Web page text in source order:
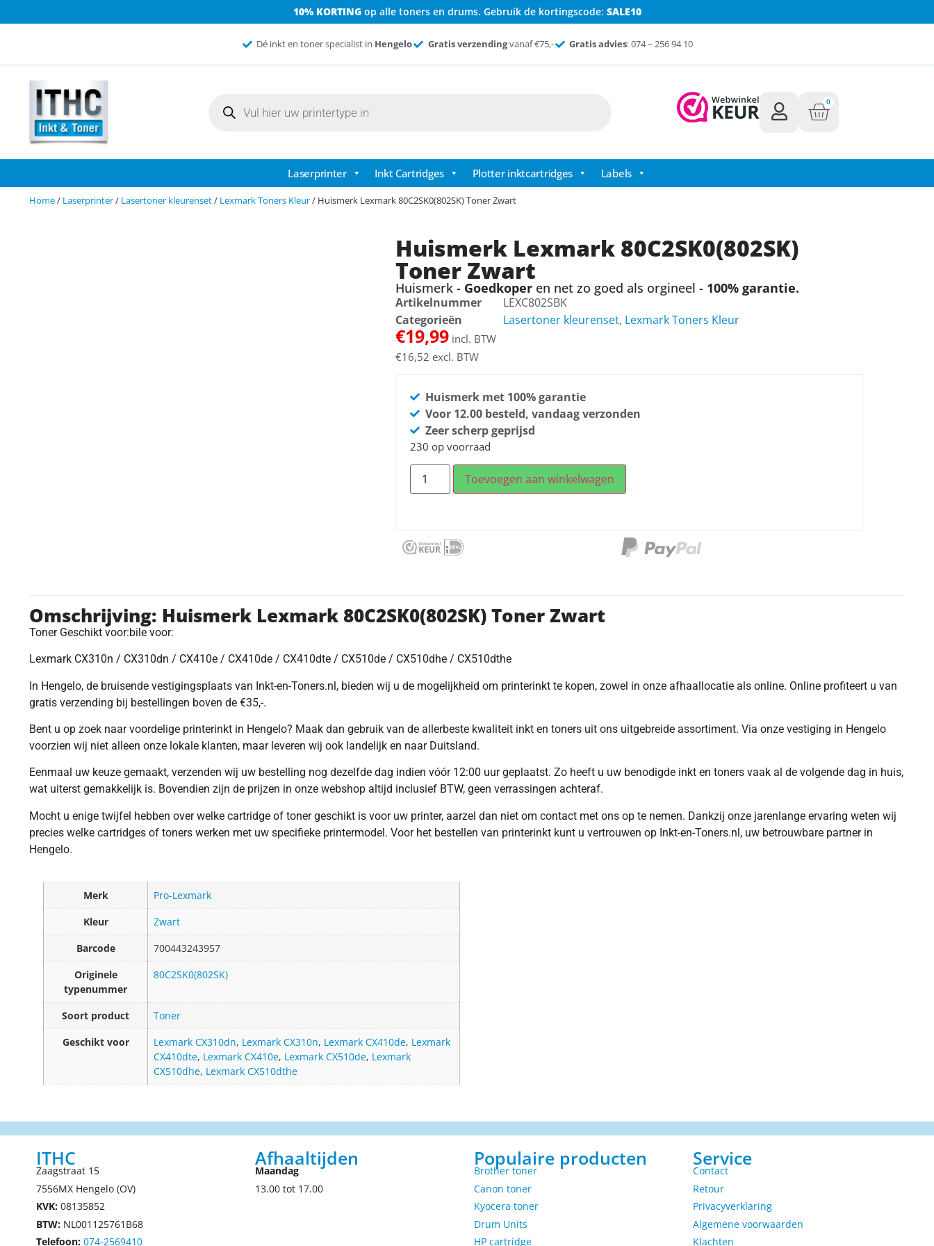
10% KORTINGop alle toners en drums. Gebruik de kortingscode: SALE10
Dé inkt en toner specialist in Hengelo Gratis verzendingvanaf €75,- Gratis advies: 074 – 256 94 10
0
Laserprinter Inkt Cartridges Plotter inktcartridges Labels
Home/ Laserprinter/ Lasertoner kleurenset/ Lexmark Toners Kleur/ Huismerk Lexmark 80C2SK0(802SK) Toner Zwart
Huismerk Lexmark 80C2SK0(802SK)
Toner Zwart
Huismerk - Goedkoperen net zo goed als orgineel - 100% garantie.
Artikelnummer
LEXC802SBK
Categorieën
Lasertoner kleurenset, Lexmark Toners Kleur
€19,99incl. BTW
€16,52 excl. BTW
Huismerk met 100% garantie
Voor 12.00 besteld, vandaag verzonden
Zeer scherp geprijsd
230 op voorraad
Toevoegen aan winkelwagen
Omschrijving: Huismerk Lexmark 80C2SK0(802SK) Toner Zwart
Toner Geschikt voor:bile voor:
Lexmark CX310n / CX310dn / CX410e / CX410de / CX410dte / CX510de / CX510dhe / CX510dthe
In Hengelo, de bruisende vestigingsplaats van Inkt-en-Toners.nl, bieden wij u de mogelijkheid om printerinkt te kopen, zowel in onze afhaallocatie als online. Online profiteert u van
gratis verzending bij bestellingen boven de €35,-.
Bent u op zoek naar voordelige printerinkt in Hengelo? Maak dan gebruik van de allerbeste kwaliteit inkt en toners uit ons uitgebreide assortiment. Via onze vestiging in Hengelo
voorzien wij niet alleen onze lokale klanten, maar leveren wij ook landelijk en naar Duitsland.
Eenmaal uw keuze gemaakt, verzenden wij uw bestelling nog dezelfde dag indien vóór 12:00 uur geplaatst. Zo heeft u uw benodigde inkt en toners vaak al de volgende dag in huis,
wat uiterst gemakkelijk is. Bovendien zijn de prijzen in onze webshop altijd inclusief BTW, geen verrassingen achteraf.
Mocht u enige twijfel hebben over welke cartridge of toner geschikt is voor uw printer, aarzel dan niet om contact met ons op te nemen. Dankzij onze jarenlange ervaring weten wij
precies welke cartridges of toners werken met uw specifieke printermodel. Voor het bestellen van printerinkt kunt u vertrouwen op Inkt-en-Toners.nl, uw betrouwbare partner in
Hengelo.
Merk
Pro-Lexmark
Kleur
Zwart
Barcode
700443243957
Originele
typenummer
80C2SK0(802SK)
Soort product
Toner
Geschikt voor
Lexmark CX310dn, Lexmark CX310n, Lexmark CX410de, Lexmark
CX410dte, Lexmark CX410e, Lexmark CX510de, Lexmark
CX510dhe, Lexmark CX510dthe
ITHC
Zaagstraat 15
7556MX Hengelo (OV)
KVK: 08135852
BTW: NL001125761B68
Telefoon: 074-2569410
Afhaaltijden
Maandag
13.00 tot 17.00
Populaire producten
Brother toner
Canon toner
Kyocera toner
Drum Units
HP cartridge
Service
Contact
Retour
Privacyverklaring
Algemene voorwaarden
Klachten